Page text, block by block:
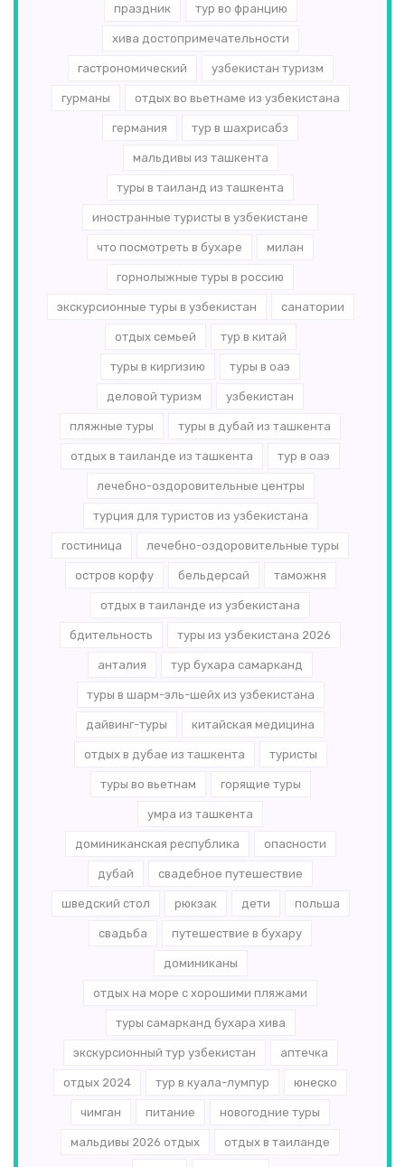
праздник тур во францию
хива достопримечательности
гастрономический узбекистан туризм
гурманы отдых во вьетнаме из узбекистана
германия тур в шахрисабз
мальдивы из ташкента
туры в таиланд из ташкента
иностранные туристы в узбекистане
что посмотреть в бухаре милан
горнолыжные туры в россию
экскурсионные туры в узбекистан санатории
отдых семьей тур в китай
туры в киргизию туры в оаэ
деловой туризм узбекистан
пляжные туры туры в дубай из ташкента
отдых в таиланде из ташкента тур в оаэ
лечебно-оздоровительные центры
турция для туристов из узбекистана
гостиница лечебно-оздоровительные туры
остров корфу бельдерсай таможня
отдых в таиланде из узбекистана
бдительность туры из узбекистана 2026
анталия тур бухара самарканд
туры в шарм-эль-шейх из узбекистана
дайвинг-туры китайская медицина
отдых в дубае из ташкента туристы
туры во вьетнам горящие туры
умра из ташкента
доминиканская республика опасности
дубай свадебное путешествие
шведский стол рюкзак дети польша
свадьба путешествие в бухару
доминиканы
отдых на море с хорошими пляжами
туры самарканд бухара хива
экскурсионный тур узбекистан аптечка
отдых 2024 тур в куала-лумпур юнеско
чимган питание новогодние туры
мальдивы 2026 отдых отдых в таиланде